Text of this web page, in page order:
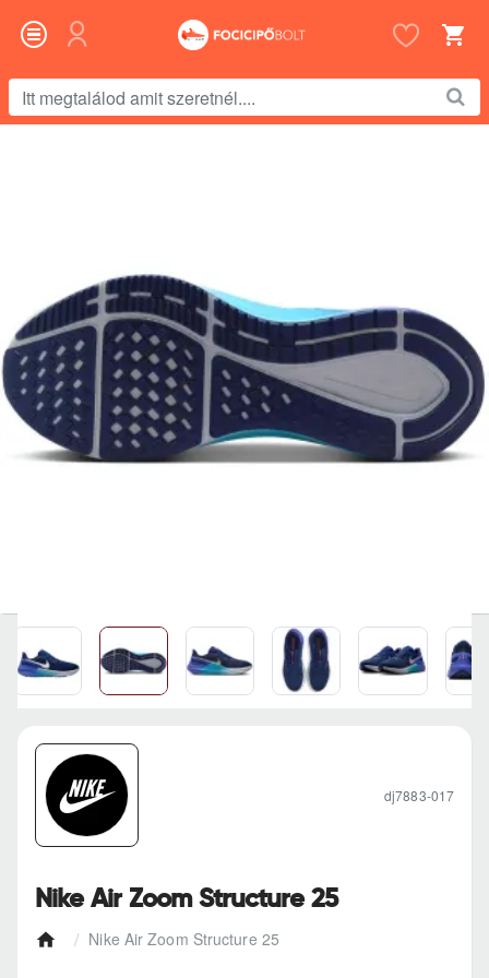
megtalálod
Nike Air Zoom Structure 25
Nike Air Zoom Structure 25
dj7883-017